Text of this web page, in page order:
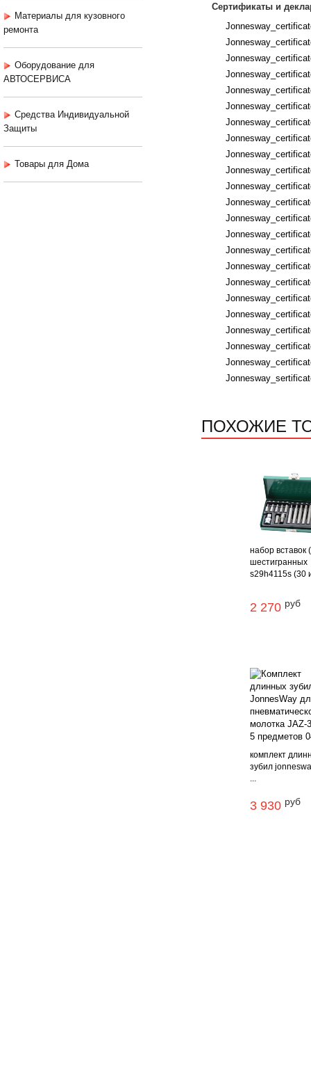
Материалы для кузовного
ремонта
Оборудование для
АВТОСЕРВИСА
Средства Индивидуальной
Защиты
Товары для Дома
Сертификаты и
ПОХОЖИЕ
набор вставок
шестигранных
s29h4115s (30
2 270 руб
комплект
зубил
...
3 930 руб